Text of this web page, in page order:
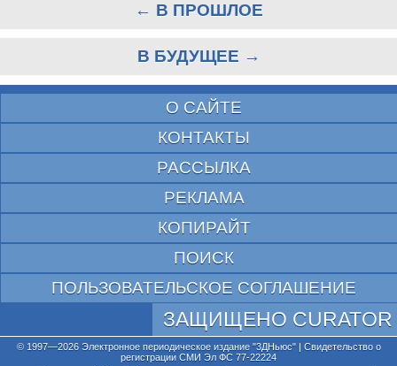
← В ПРОШЛОЕ
В БУДУЩЕЕ →
О САЙТЕ
КОНТАКТЫ
РАССЫЛКА
РЕКЛАМА
КОПИРАЙТ
ПОИСК
ПОЛЬЗОВАТЕЛЬСКОЕ СОГЛАШЕНИЕ
ЗАЩИЩЕНО CURATOR
© 1997—2026 Электронное периодическое издание "3ДНьюс" | Свидетельство о
регистрации СМИ Эл ФС 77-22224